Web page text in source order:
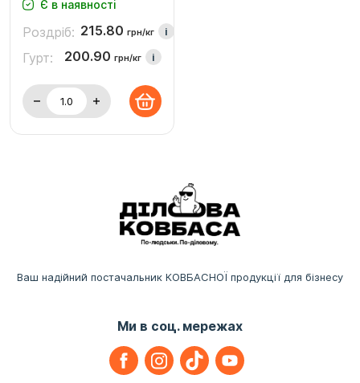
Є в наявності
Роздріб: 215.80 грн/кг i
Гурт: 200.90 грн/кг i
Ваш надійний постачальник КОВБАСНОЇ продукції для бізнесу
Ми в соц. мережах